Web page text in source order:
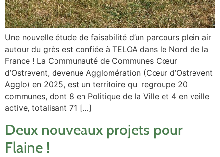
Une nouvelle étude de faisabilité d’un parcours plein air
autour du grès est confiée à TELOA dans le Nord de la
France ! La Communauté de Communes Cœur
d’Ostrevent, devenue Agglomération (Cœur d’Ostrevent
Agglo) en 2025, est un territoire qui regroupe 20
communes, dont 8 en Politique de la Ville et 4 en veille
active, totalisant 71 […]
Deux nouveaux projets pour
Flaine !